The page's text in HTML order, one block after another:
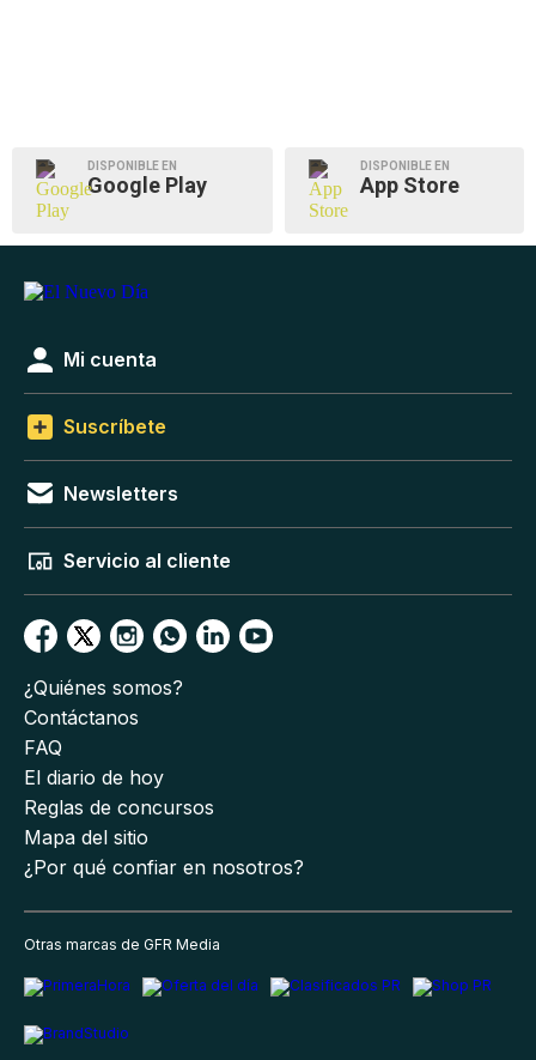
DISPONIBLE EN
Google Play
DISPONIBLE EN
App Store
Mi cuenta
Suscríbete
Newsletters
Servicio al cliente
¿Quiénes somos?
Contáctanos
FAQ
El diario de hoy
Reglas de concursos
Mapa del sitio
¿Por qué confiar en nosotros?
Otras marcas de GFR Media